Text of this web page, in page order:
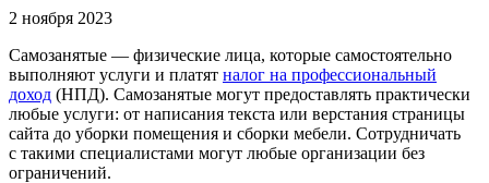
2 ноября 2023
Самозанятые — физические лица, которые самостоятельно
выполняют услуги и платят налог на профессиональный
доход (НПД). Самозанятые могут предоставлять практически
любые услуги: от написания текста или верстания страницы
сайта до уборки помещения и сборки мебели. Сотрудничать
с такими специалистами могут любые организации без
ограничений.